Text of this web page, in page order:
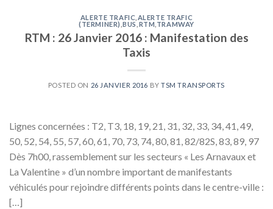
ALERTE TRAFIC ALERTE TRAFIC
(TERMINER) ,BUS RTM TRAMWAY
RTM : 26 Janvier 2016 : Manifestation des
Taxis
POSTED ON 26 JANVIER 2016 BYTSM TRANSPORTS
Lignes concernées : T2, T3, 18, 19, 21, 31, 32, 33, 34, 41, 49,
50, 52, 54, 55, 57, 60, 61, 70, 73, 74, 80, 81, 82/82S, 83, 89, 97
Dès 7h00, rassemblement sur les secteurs « Les Arnavaux et
La Valentine » d’un nombre important de manifestants
véhiculés pour rejoindre différents points dans le centre-ville :
[…]